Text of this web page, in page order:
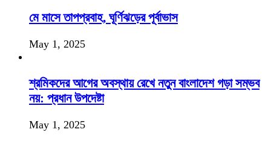
মে মাসে তাপপ্রবাহ, ঘূর্ণিঝড়ের পূর্বাভাস
May 1, 2025
শ্রমিকদের আগের অবস্থায় রেখে নতুন বাংলাদেশ গড়া সম্ভব
নয়: প্রধান উপদেষ্টা
May 1, 2025